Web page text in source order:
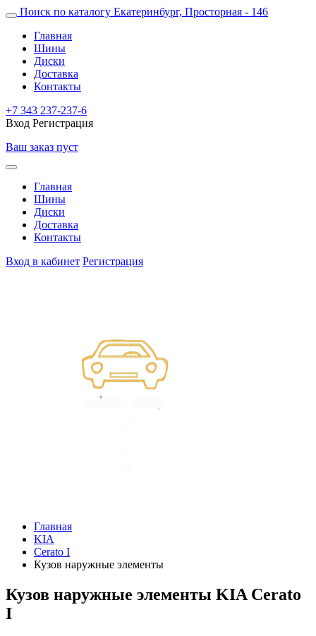
Поиск по каталогу Екатеринбург, Просторная - 146
Главная
Шины
Диски
Доставка
Контакты
+7 343 237-237-6
Вход Регистрация
Ваш заказ пуст
Главная
Шины
Диски
Доставка
Контакты
Вход в кабинет Регистрация
Главная
KIA
Cerato I
Кузов наружные элементы
Кузов наружные элементы KIA Cerato
I